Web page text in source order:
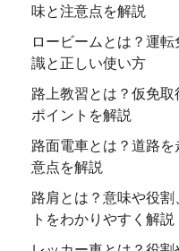
味と注意点を解説
ロービームとは？運
識と正しい使い方
路上教習とは？仮免
ポイントを解説
路面電車とは？道路
意点を解説
路肩とは？意味や役
トをわかりやすく解説